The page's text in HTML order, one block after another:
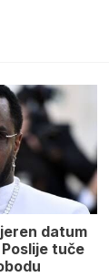
datum
tuče